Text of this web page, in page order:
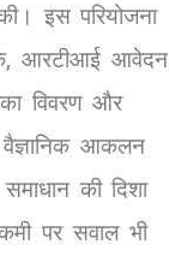
इस परियोजना
आरटीआई आवेदन
विवरण और
वैज्ञानिक आकलन
की दिशा
पर सवाल भी